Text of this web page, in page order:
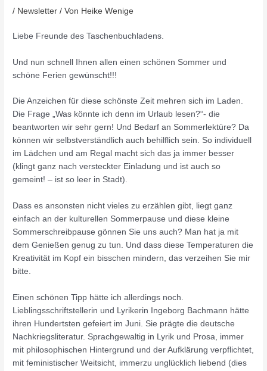
/ Newsletter / Von Heike Wenige
Liebe Freunde des Taschenbuchladens.
Und nun schnell Ihnen allen einen schönen Sommer und
schöne Ferien gewünscht!!!
Die Anzeichen für diese schönste Zeit mehren sich im Laden.
Die Frage „Was könnte ich denn im Urlaub lesen?“- die
beantworten wir sehr gern! Und Bedarf an Sommerlektüre? Da
können wir selbstverständlich auch behilflich sein. So individuell
im Lädchen und am Regal macht sich das ja immer besser
(klingt ganz nach versteckter Einladung und ist auch so
gemeint! – ist so leer in Stadt).
Dass es ansonsten nicht vieles zu erzählen gibt, liegt ganz
einfach an der kulturellen Sommerpause und diese kleine
Sommerschreibpause gönnen Sie uns auch? Man hat ja mit
dem Genießen genug zu tun. Und dass diese Temperaturen die
Kreativität im Kopf ein bisschen mindern, das verzeihen Sie mir
bitte.
Einen schönen Tipp hätte ich allerdings noch.
Lieblingsschriftstellerin und Lyrikerin Ingeborg Bachmann hätte
ihren Hundertsten gefeiert im Juni. Sie prägte die deutsche
Nachkriegsliteratur. Sprachgewaltig in Lyrik und Prosa, immer
mit philosophischen Hintergrund und der Aufklärung verpflichtet,
mit feministischer Weitsicht, immerzu unglücklich liebend (dies